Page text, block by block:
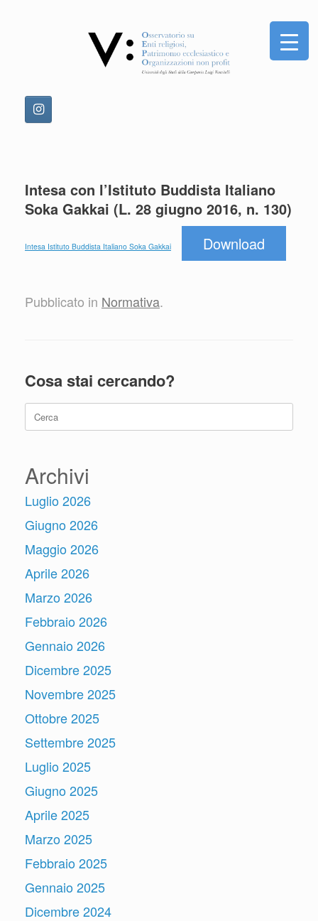
Intesa con l’Istituto Buddista Italiano
Soka Gakkai (L. 28 giugno 2016, n. 130)
Intesa Istituto Buddista Italiano Soka Gakkai Download
Pubblicato in Normativa.
Cosa stai cercando?
Ricerca
per:
Archivi
Luglio 2026
Giugno 2026
Maggio 2026
Aprile 2026
Marzo 2026
Febbraio 2026
Gennaio 2026
Dicembre 2025
Novembre 2025
Ottobre 2025
Settembre 2025
Luglio 2025
Giugno 2025
Aprile 2025
Marzo 2025
Febbraio 2025
Gennaio 2025
Dicembre 2024